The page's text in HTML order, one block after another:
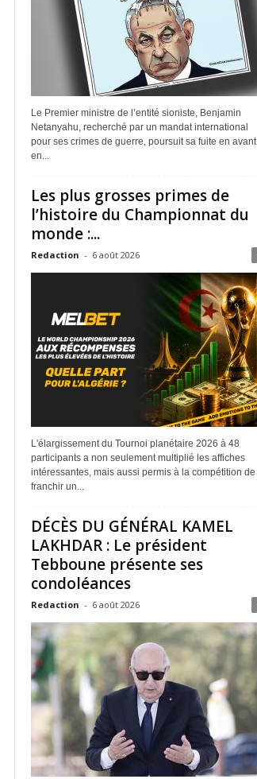
Le Premier ministre de l’entité sioniste, Benjamin
Netanyahu, recherché par un mandat international
pour ses crimes de guerre, poursuit sa fuite en avant
en...
Les plus grosses primes de
l’histoire du Championnat du
monde :...
Redaction - 6 août 2026
L'élargissement du Tournoi planétaire 2026 à 48
participants a non seulement multiplié les affiches
intéressantes, mais aussi permis à la compétition de
franchir un...
DÉCÈS DU GÉNÉRAL KAMEL
LAKHDAR : Le président
Tebboune présente ses
condoléances
Redaction - 6 août 2026